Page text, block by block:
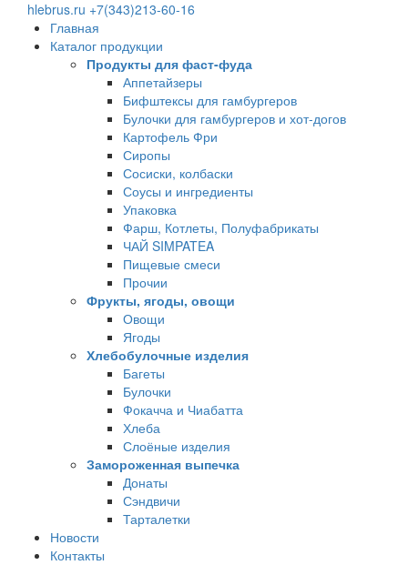
hlebrus.ru +7(343)213-60-16
Главная
Каталог продукции
Продукты для фаст-фуда
Аппетайзеры
Бифштексы для гамбургеров
Булочки для гамбургеров и хот-догов
Картофель Фри
Сиропы
Сосиски, колбаски
Соусы и ингредиенты
Упаковка
Фарш, Котлеты, Полуфабрикаты
ЧАЙ SIMPATEA
Пищевые смеси
Прочии
Фрукты, ягоды, овощи
Овощи
Ягоды
Хлебобулочные изделия
Багеты
Булочки
Фокачча и Чиабатта
Хлеба
Слоёные изделия
Замороженная выпечка
Донаты
Сэндвичи
Тарталетки
Новости
Контакты